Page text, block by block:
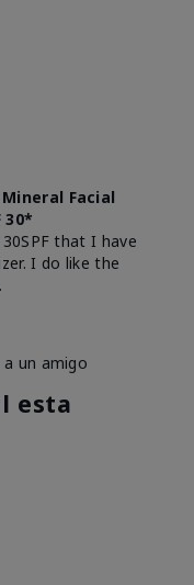
Facial
30*
that I have
I do like the
un amigo
esta